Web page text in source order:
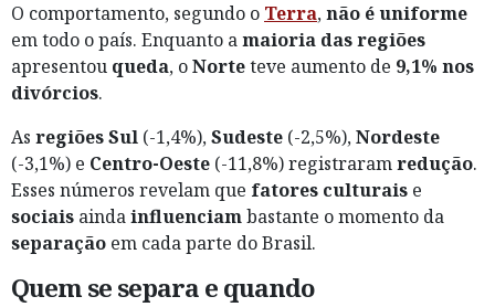
O comportamento, segundo o Terra,não é uniforme
em todo o país. Enquanto amaioria das regiões
apresentou queda, oNorteteve aumento de 9,1% nos
divórcios.
As regiõesSul (-1,4%),Sudeste (-2,5%),Nordeste
(-3,1%) e Centro-Oeste (-11,8%) registraramredução.
Esses números revelam que fatores culturais e
sociais aindainfluenciambastante o momento da
separação em cada parte do Brasil.
Quem se separa e quando